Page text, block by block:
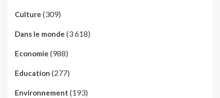
Culture (309)
Dans le monde (3 618)
Economie (988)
Education (277)
Environnement (193)